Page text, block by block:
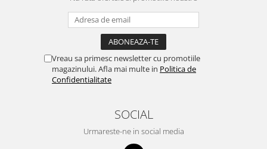
Vreau sa primesc newsletter cu promotiile
magazinului. Afla mai multe in Politica de
Confidentialitate
SOCIAL
Urmareste-ne in social media